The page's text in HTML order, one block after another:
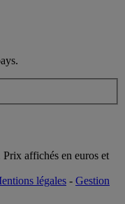
affichés en euros et
légales - Gestion